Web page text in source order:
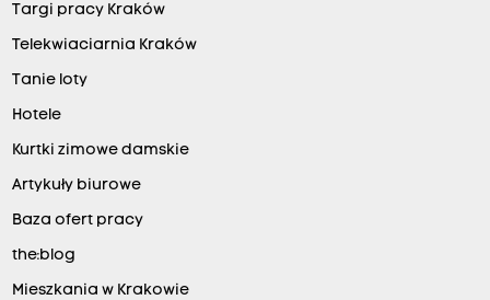
Targi pracy Kraków
Telekwiaciarnia Kraków
Tanie loty
Hotele
Kurtki zimowe damskie
Artykuły biurowe
Baza ofert pracy
the:blog
Mieszkania w Krakowie